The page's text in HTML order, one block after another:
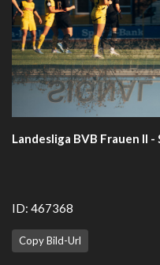
Landesliga BVB Frauen II -
ID: 467368
Copy Bild-Url